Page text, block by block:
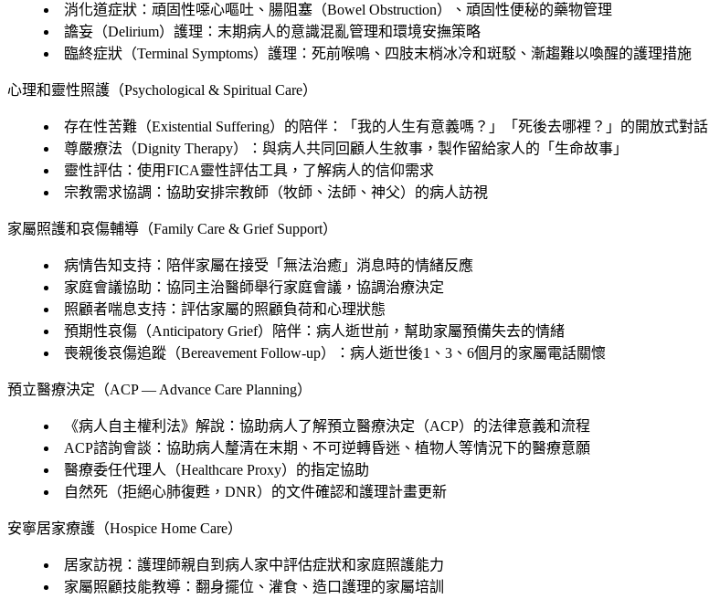
消化道症狀：頑固性噁心嘔吐、腸阻塞（Bowel Obstruction）、頑固性便秘的藥物管理
譫妄（Delirium）護理：末期病人的意識混亂管理和環境安撫策略
臨終症狀（Terminal Symptoms）護理：死前喉鳴、四肢末梢冰冷和斑駁、漸趨難以喚醒的護理措施
心理和靈性照護（Psychological & Spiritual Care）
存在性苦難（Existential Suffering）的陪伴：「我的人生有意義嗎？」「死後去哪裡？」的開放式對話
尊嚴療法（Dignity Therapy）：與病人共同回顧人生敘事，製作留給家人的「生命故事」
靈性評估：使用FICA靈性評估工具，了解病人的信仰需求
宗教需求協調：協助安排宗教師（牧師、法師、神父）的病人訪視
家屬照護和哀傷輔導（Family Care & Grief Support）
病情告知支持：陪伴家屬在接受「無法治癒」消息時的情緒反應
家庭會議協助：協同主治醫師舉行家庭會議，協調治療決定
照顧者喘息支持：評估家屬的照顧負荷和心理狀態
預期性哀傷（Anticipatory Grief）陪伴：病人逝世前，幫助家屬預備失去的情緒
喪親後哀傷追蹤（Bereavement Follow-up）：病人逝世後1、3、6個月的家屬電話關懷
預立醫療決定（ACP — Advance Care Planning）
《病人自主權利法》解說：協助病人了解預立醫療決定（ACP）的法律意義和流程
ACP諮詢會談：協助病人釐清在末期、不可逆轉昏迷、植物人等情況下的醫療意願
醫療委任代理人（Healthcare Proxy）的指定協助
自然死（拒絕心肺復甦，DNR）的文件確認和護理計畫更新
安寧居家療護（Hospice Home Care）
居家訪視：護理師親自到病人家中評估症狀和家庭照護能力
家屬照顧技能教導：翻身擺位、灌食、造口護理的家屬培訓